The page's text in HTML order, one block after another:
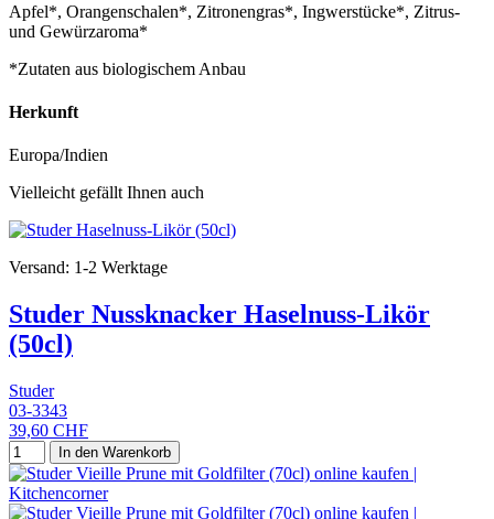
Apfel*, Orangenschalen*, Zitronengras*, Ingwerstücke*, Zitrus-
und Gewürzaroma*
*Zutaten aus biologischem Anbau
Herkunft
Europa/Indien
Vielleicht gefällt Ihnen auch
Versand: 1-2 Werktage
Studer Nussknacker Haselnuss-Likör
(50cl)
Studer
03-3343
39,60 CHF
In den Warenkorb